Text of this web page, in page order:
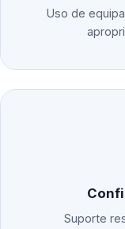
Uso de
Suporte